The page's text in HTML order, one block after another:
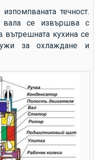
течност.
вала се извършва с
вътрешната кухина се
за охлаждане и